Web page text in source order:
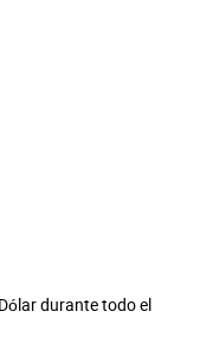
durante todo el